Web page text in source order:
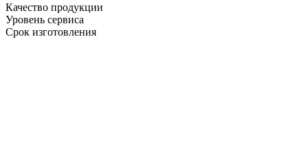
Качество продукции
Уровень сервиса
Срок изготовления